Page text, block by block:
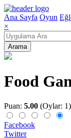
Ana Sayfa Oyun
×
Arama
Food
Puan: 5.00 (Oylar: 1)
Facebook
Twitter